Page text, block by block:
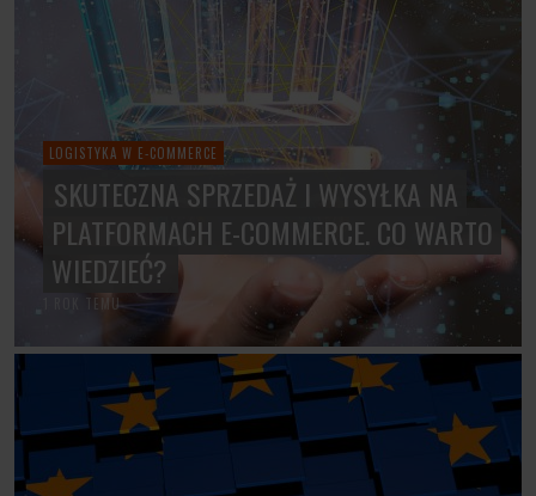
LOGISTYKA W E-COMMERCE
SKUTECZNA SPRZEDAŻ I WYSYŁKA NA
PLATFORMACH E-COMMERCE. CO WARTO
WIEDZIEĆ?
1 ROK TEMU